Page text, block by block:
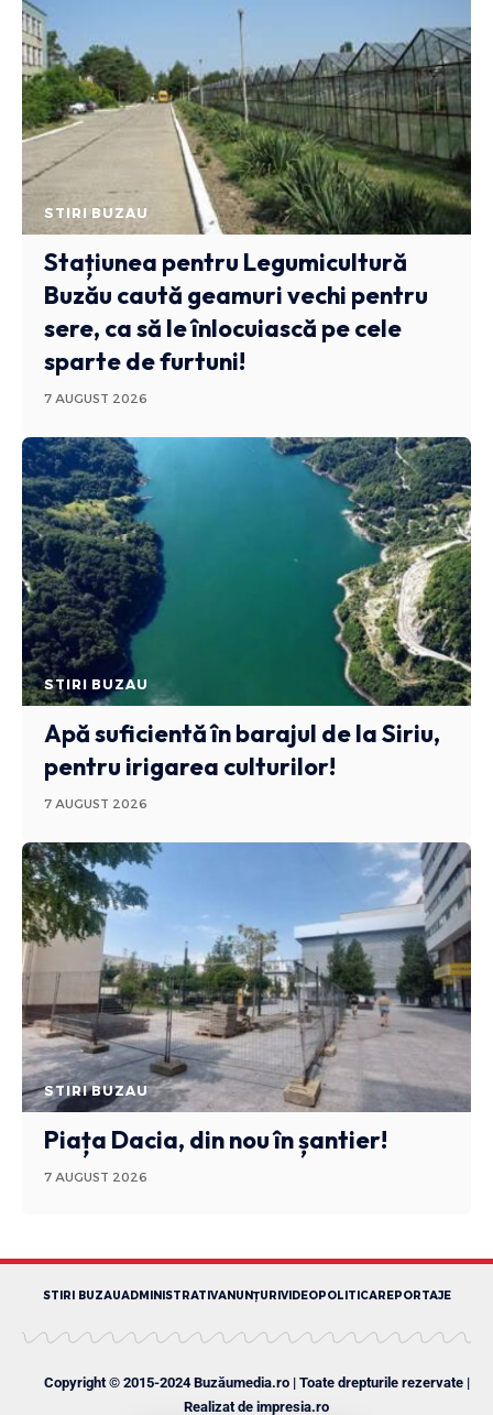
STIRI BUZAU
Stațiunea pentru Legumicultură
Buzău caută geamuri vechi pentru
sere, ca să le înlocuiască pe cele
sparte de furtuni!
7 AUGUST 2026
STIRI BUZAU
Apă suficientă în barajul de la Siriu,
pentru irigarea culturilor!
7 AUGUST 2026
STIRI BUZAU
Piața Dacia, din nou în șantier!
7 AUGUST 2026
STIRI BUZAUADMINISTRATIVANUNȚURIVIDEOPOLITICAREPORTAJE
Copyright © 2015-2024 Buzăumedia.ro | Toate drepturile rezervate |
Realizat de impresia.ro